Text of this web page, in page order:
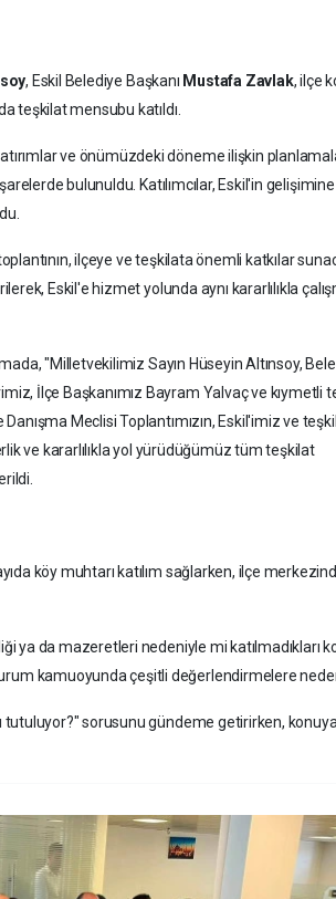
, Eskil Belediye Başkanı Mustafa Zavlak, ilçe
teşkilat mensubu katıldı.
ve önümüzdeki döneme ilişkin
bulunuldu. Katılımcılar, Eskil'in gelişimine
ilçeye ve teşkilata önemli katkılar
Eskil'e hizmet yolunda aynı kararlılıkla
"Milletvekilimiz Sayın Hüseyin Altınsoy,
İlçe Başkanımız Bayram Yalvaç ve kıymetli
Meclisi Toplantımızın, Eskil'imiz ve
ve kararlılıkla yol yürüdüğümüz tüm teşkilat
köy muhtarı katılım sağlarken, ilçe
ya da mazeretleri nedeniyle mi katılmadıkları
kamuoyunda çeşitli değerlendirmelere
tutuluyor?" sorusunu gündeme getirirken,